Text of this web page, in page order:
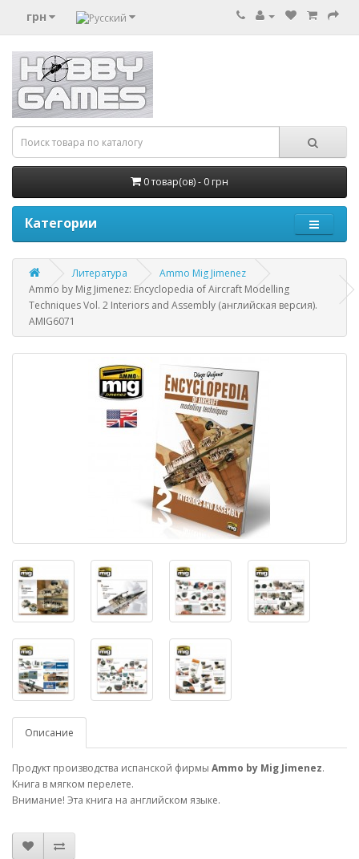
грн
0 товар(ов) - 0 грн
Категории
Литература
Ammo Mig Jimenez
Ammo by Mig Jimenez: Encyclopedia of Aircraft Modelling
Techniques Vol. 2 Interiors and Assembly (английская версия).
AMIG6071
Описание
Продукт производства испанской фирмы Ammo by Mig Jimenez.
Книга в мягком перелете.
Внимание! Эта книга на английском языке.